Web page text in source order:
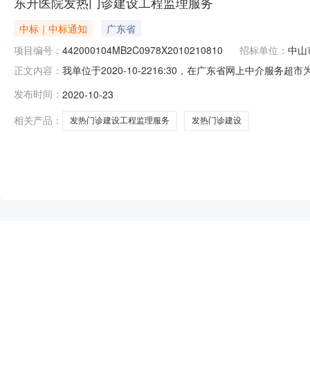
中标｜中标通知
广东省
项目编号： 442000104MB2C0978X2010210810 招标单位： 中山
正文内容： 我单位于2020-10-2216:30，在广东省网上中介服务超市
按《建设工程监理与相关服务收费管理规定》下浮50%
取工程监
发布时间： 2020-10-23
相关产品：
发热门诊建设工程监理服务 发热门诊建设